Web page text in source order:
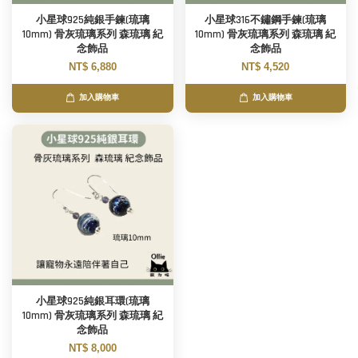
小星球925純銀手鍊(琉璃
10mm) 骨灰琉璃系列 森琉璃 紀
念飾品
NT$ 6,880
加入購物車
小星球316不鏽鋼手鍊(琉璃
10mm) 骨灰琉璃系列 森琉璃 紀
念飾品
NT$ 4,520
加入購物車
小星球925純銀耳環(琉璃
10mm) 骨灰琉璃系列 森琉璃 紀
念飾品
NT$ 8,000